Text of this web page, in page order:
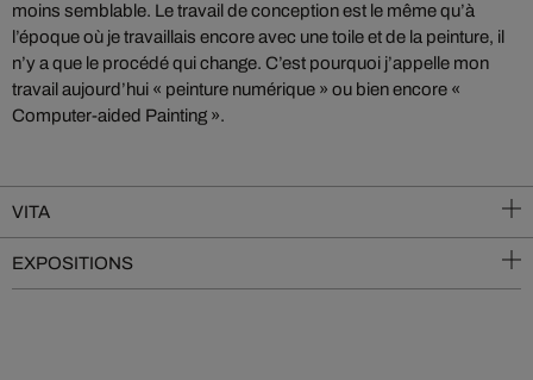
moins semblable. Le travail de conception est le même qu’à
l’époque où je travaillais encore avec une toile et de la peinture, il
n’y a que le procédé qui change. C’est pourquoi j’appelle mon
travail aujourd’hui « peinture numérique » ou bien encore «
Computer-aided Painting ».
VITA
EXPOSITIONS